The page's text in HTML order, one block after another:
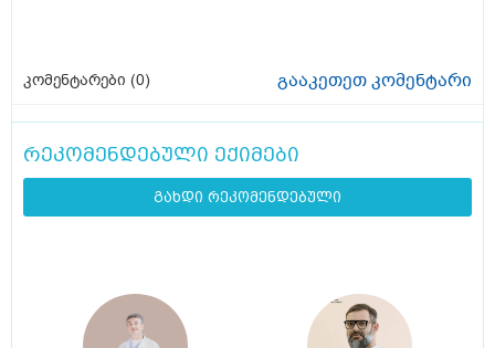
კომენტარები (0) გააკეთეთ კომენტარი
რეკომენდებული ექიმები
გახდი რეკომენდებული